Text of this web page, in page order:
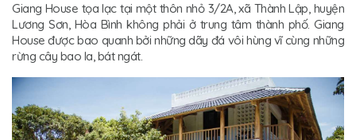
Giang House tọa lạc tại một thôn nhỏ 3/2A, xã Thành Lập, huyện
Lương Sơn, Hòa Bình không phải ở trung tâm thành phố. Giang
House được bao quanh bởi những dãy đá vôi hùng vĩ cùng những
rừng cây bao la, bát ngát.